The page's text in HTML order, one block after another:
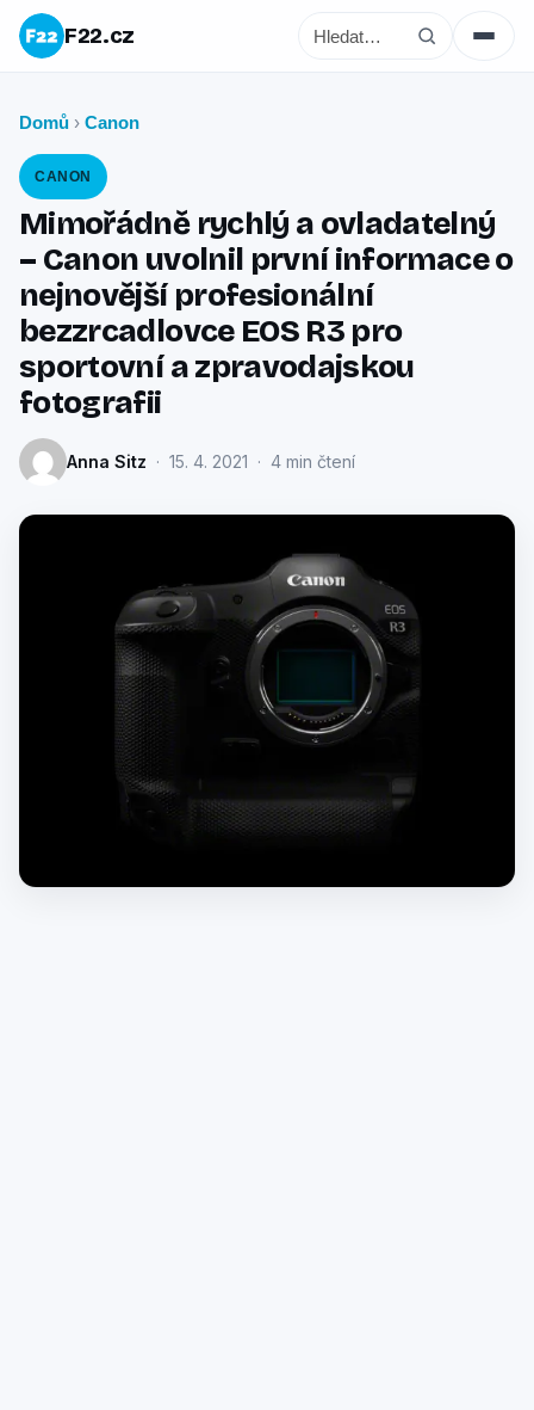
F22.cz
Domů › Canon
CANON
Mimořádně rychlý a ovladatelný
– Canon uvolnil první informace o
nejnovější profesionální
bezzrcadlovce EOS R3 pro
sportovní a zpravodajskou
fotografii
Anna Sitz · 15. 4. 2021 · 4 min čtení